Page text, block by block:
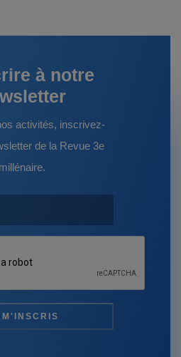
à notre
activités, inscrivez-
de la Revue 3e
millénaire.